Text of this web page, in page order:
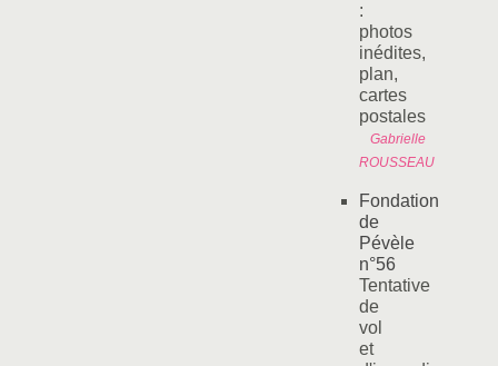
:
photos
inédites,
plan,
cartes
postales
Gabrielle
ROUSSEAU
Fondation
de
Pévèle
n°56
Tentative
de
vol
et